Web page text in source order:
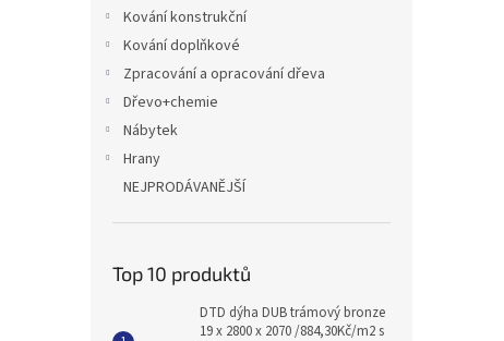
Kování konstrukční
Kování doplňkové
Zpracování a opracování dřeva
Dřevo+chemie
Nábytek
Hrany
NEJPRODÁVANĚJŠÍ
Top 10 produktů
DTD dýha DUB trámový bronze
19 x 2800 x 2070 /884,30Kč/m2 s